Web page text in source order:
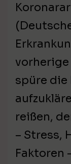
vorherige
spüre
reißen,
– Stress,
Faktoren